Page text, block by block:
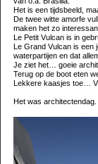
Het is een tijdsbeeld,
De twee witte amorfe
maken het zo
Le Petit Vulcan is in
Le Grand Vulcan is een
waterpartijen en dat
Je ziet het… goeie
Terug op de boot eten
Lekkere kaasjes toe…
Het was architectendag.